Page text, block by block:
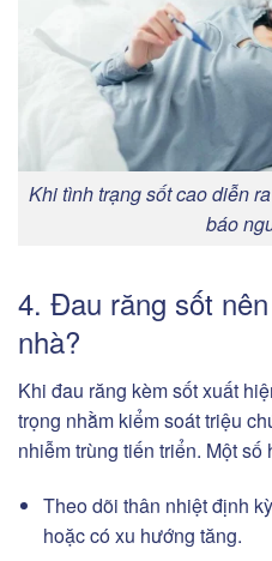
Khi tình trạng sốt cao diễn
báo
4. Đau răng sốt
nhà?
Khi đau răng kèm sốt xuất
trọng nhằm kiểm soát triệu
nhiễm trùng tiến triển. Một
Theo dõi thân nhiệt định
hoặc có xu hướng tăng.